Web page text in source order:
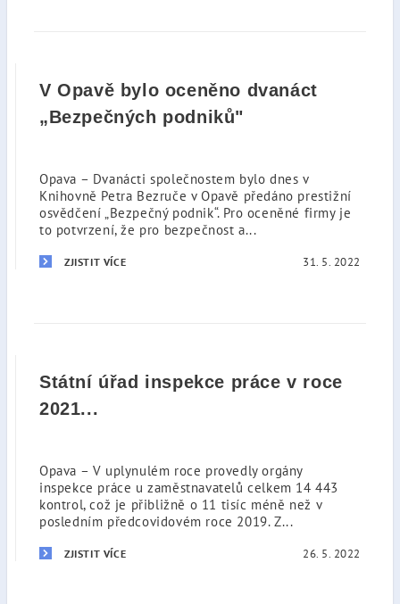
V Opavě bylo oceněno dvanáct
„Bezpečných podniků"
Opava – Dvanácti společnostem bylo dnes v
Knihovně Petra Bezruče v Opavě předáno prestižní
osvědčení „Bezpečný podnik“. Pro oceněné firmy je
to potvrzení, že pro bezpečnost a...
ZJISTIT VÍCE 31. 5. 2022
Státní úřad inspekce práce v roce
2021...
Opava – V uplynulém roce provedly orgány
inspekce práce u zaměstnavatelů celkem 14 443
kontrol, což je přibližně o 11 tisíc méně než v
posledním předcovidovém roce 2019. Z...
ZJISTIT VÍCE 26. 5. 2022